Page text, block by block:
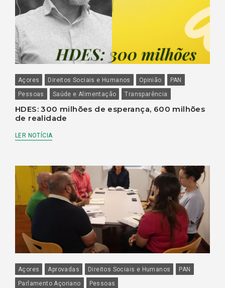
Açores Direitos Sociais e Humanos Opinião
PAN
Pessoas
Saúde e Alimentação Transparência
HDES: 300 milhões de esperança, 600 milhões
de realidade
LER NOTÍCIA
Açores Aprovadas Direitos Sociais e Humanos
PAN
Parlamento Açoriano
Pessoas